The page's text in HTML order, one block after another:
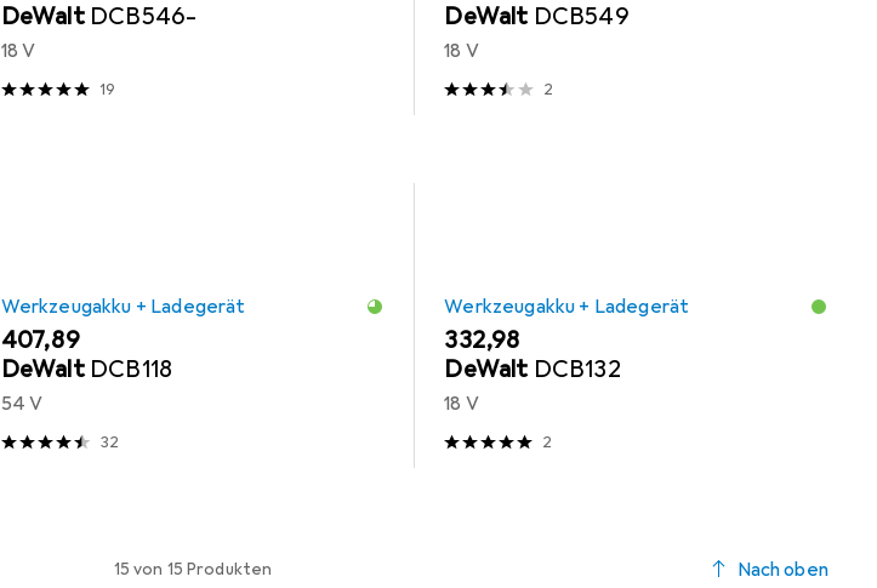
DeWalt DCB546-
18 V
19
DeWalt DCB549
18 V
2
Werkzeugakku + Ladegerät
EUR
407,89
DeWalt DCB118
54 V
32
Werkzeugakku + Ladegerät
EUR
332,98
DeWalt DCB132
18 V
2
15 von 15 Produkten Nach oben